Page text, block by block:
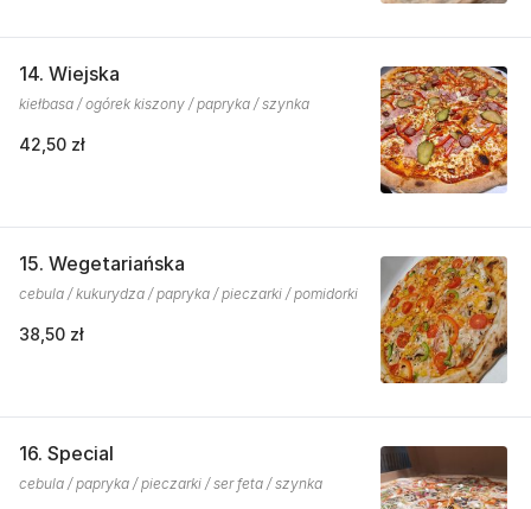
14. Wiejska
kiełbasa / ogórek kiszony / papryka / szynka
42,50 zł
15. Wegetariańska
cebula / kukurydza / papryka / pieczarki / pomidorki
38,50 zł
16. Special
cebula / papryka / pieczarki / ser feta / szynka